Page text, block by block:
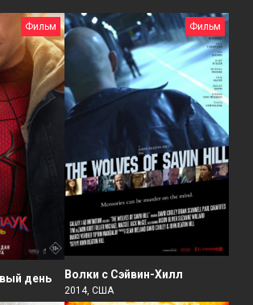
Фильм
день
Фильм
Волки с Сэйвин-Хилл
2014, США